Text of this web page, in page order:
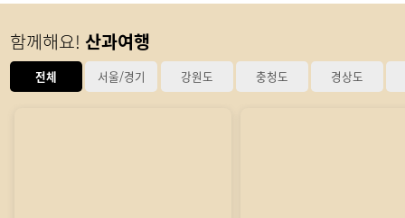
함께해요!산과여행
전체 서울/경기 강원도 충청도 경상도